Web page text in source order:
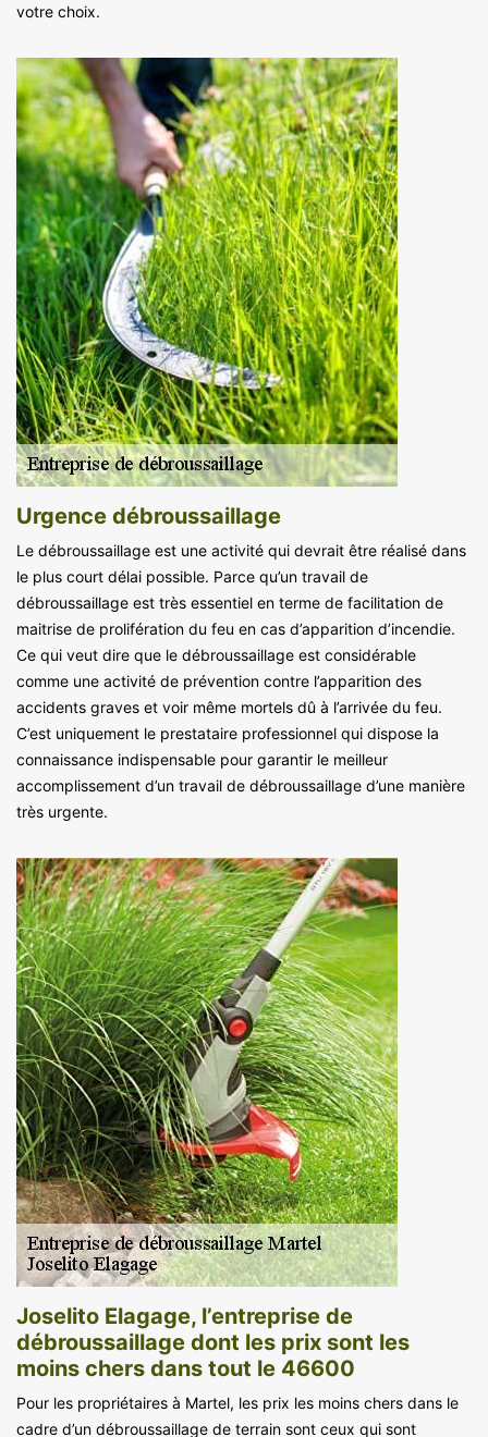
votre choix.
Urgence débroussaillage
Le débroussaillage est une activité qui devrait être réalisé dans
le plus court délai possible. Parce qu’un travail de
débroussaillage est très essentiel en terme de facilitation de
maitrise de prolifération du feu en cas d’apparition d’incendie.
Ce qui veut dire que le débroussaillage est considérable
comme une activité de prévention contre l’apparition des
accidents graves et voir même mortels dû à l’arrivée du feu.
C’est uniquement le prestataire professionnel qui dispose la
connaissance indispensable pour garantir le meilleur
accomplissement d’un travail de débroussaillage d’une manière
très urgente.
Joselito Elagage, l’entreprise de
débroussaillage dont les prix sont les
moins chers dans tout le 46600
Pour les propriétaires à Martel, les prix les moins chers dans le
cadre d’un débroussaillage de terrain sont ceux qui sont